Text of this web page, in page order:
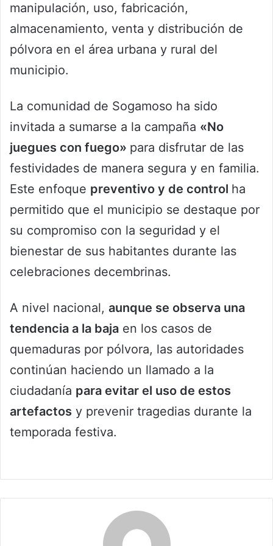
manipulación, uso, fabricación,
almacenamiento, venta y distribución de
pólvora en el área urbana y rural del
municipio.
La comunidad de Sogamoso ha sido
invitada a sumarse a la campaña «No
juegues con fuego» para disfrutar de las
festividades de manera segura y en familia.
Este enfoque preventivo y de control ha
permitido que el municipio se destaque por
su compromiso con la seguridad y el
bienestar de sus habitantes durante las
celebraciones decembrinas.
A nivel nacional, aunque se observa una
tendencia a la baja en los casos de
quemaduras por pólvora, las autoridades
continúan haciendo un llamado a la
ciudadanía para evitar el uso de estos
artefactos y prevenir tragedias durante la
temporada festiva.